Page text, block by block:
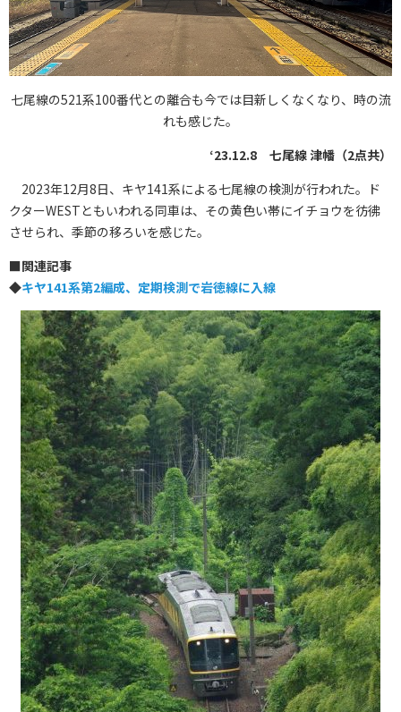
七尾線の521系100番代との離合も今では目新しくなくなり、時の流
れも感じた。
‘23.12.8 七尾線 津幡（2点共）
2023年12月8日、キヤ141系による七尾線の検測が行われた。ド
クターWESTともいわれる同車は、その黄色い帯にイチョウを彷彿
させられ、季節の移ろいを感じた。
■関連記事
◆キヤ141系第2編成、定期検測で岩徳線に入線